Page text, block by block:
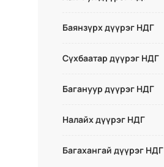
Баянзүрх дүүрэг НДГ
Сүхбаатар дүүрэг НДГ
Багануур дүүрэг НДГ
Налайх дүүрэг НДГ
Багахангай дүүрэг НДГ